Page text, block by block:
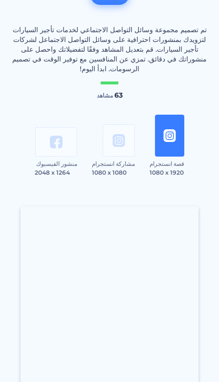
تم تصميم مجموعة وسائل التواصل الاجتماعي لخدمات تأجير السيارات
لتزويدك بمنشورات احترافية على وسائل التواصل الاجتماعل لشركات
تأجير السيارات. قم بتعديل المشاهد وفقًا لتفضيلاتك واحصل على
منشوراتك في دقائق. تمزي عن المنافسين مع توفير الوقت في تصميم
الرسومات. ابدأ اليوم!
63 مشاهد
قصة انستجرام
1080 x 1920
مشاركة انستجرام
1080 x 1080
منشور الفيسبوك
2048 x 1264